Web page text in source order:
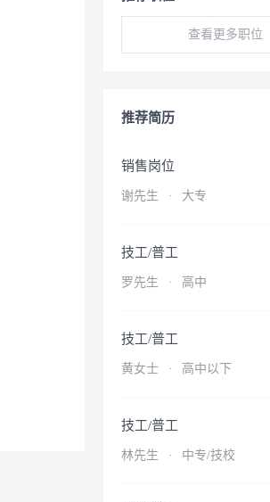
查看更多职位
推荐简历
销售岗位
谢先生 · 大专
技工/普工
罗先生 · 高中
技工/普工
黄女士 · 高中以下
技工/普工
林先生 · 中专/技校